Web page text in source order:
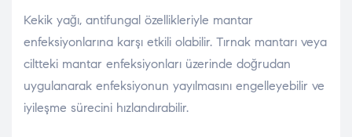
Kekik yağı, antifungal özellikleriyle mantar
enfeksiyonlarına karşı etkili olabilir. Tırnak mantarı veya
ciltteki mantar enfeksiyonları üzerinde doğrudan
uygulanarak enfeksiyonun yayılmasını engelleyebilir ve
iyileşme sürecini hızlandırabilir.